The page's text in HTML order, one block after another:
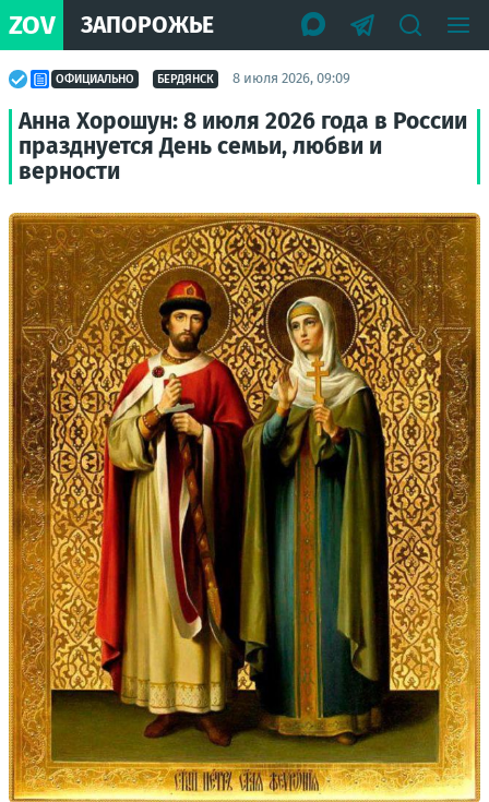
ZOV ЗАПОРОЖЬЕ
ОФИЦИАЛЬНО БЕРДЯНСК 8 июля 2026, 09:09
Анна Хорошун: 8 июля 2026 года в России
празднуется День семьи, любви и
верности